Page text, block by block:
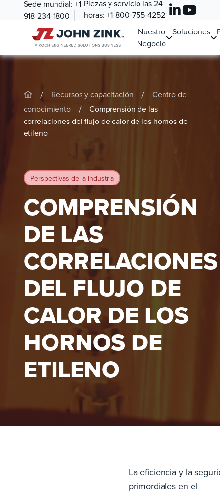
Sede mundial: +1-
918-234-1800
Piezas y servicio las 24
horas:+1-800-755-4252
Nuestro
Negocio
Soluciones
/ Recursos y capacitación /
Centro de
conocimiento
/
Comprensión de las
correlaciones del flujo de calor de los hornos de
etileno
Perspectivas de la industria
COMPRENSIÓN
DE LAS
CORRELACIONES
DEL FLUJO DE
CALOR DE LOS
HORNOS DE
ETILENO
La eficiencia y la
primordiales en el